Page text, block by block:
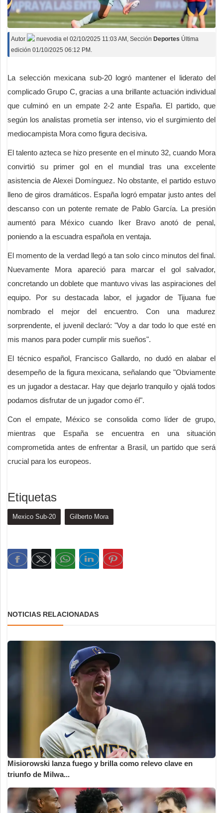
Autor nuevodia el 02/10/2025 11:03 AM , Sección Deportes Última
edición 01/10/2025 06:12 PM.
La selección mexicana sub-20 logró mantener el liderato del
complicado Grupo C, gracias a una brillante actuación individual
que culminó en un empate 2-2 ante España. El partido, que
según los analistas prometía ser intenso, vio el surgimiento del
mediocampista Mora como figura decisiva.
El talento azteca se hizo presente en el minuto 32, cuando Mora
convirtió su primer gol en el mundial tras una excelente
asistencia de Alexei Domínguez. No obstante, el partido estuvo
lleno de giros dramáticos. España logró empatar justo antes del
descanso con un potente remate de Pablo García. La presión
aumentó para México cuando Iker Bravo anotó de penal,
poniendo a la escuadra española en ventaja.
El momento de la verdad llegó a tan solo cinco minutos del final.
Nuevamente Mora apareció para marcar el gol salvador,
concretando un doblete que mantuvo vivas las aspiraciones del
equipo. Por su destacada labor, el jugador de Tijuana fue
nombrado el mejor del encuentro. Con una madurez
sorprendente, el juvenil declaró: "Voy a dar todo lo que esté en
mis manos para poder cumplir mis sueños".
El técnico español, Francisco Gallardo, no dudó en alabar el
desempeño de la figura mexicana, señalando que "Obviamente
es un jugador a destacar. Hay que dejarlo tranquilo y ojalá todos
podamos disfrutar de un jugador como él".
Con el empate, México se consolida como líder de grupo,
mientras que España se encuentra en una situación
comprometida antes de enfrentar a Brasil, un partido que será
crucial para los europeos.
Etiquetas
Mexico Sub-20 Gilberto Mora
NOTICIAS RELACIONADAS
Misiorowski lanza fuego y brilla como relevo clave en
triunfo de Milwa...